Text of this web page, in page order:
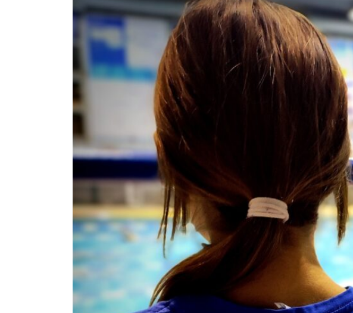
Εγκαταστάσεις